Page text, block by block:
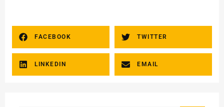
FACEBOOK TWITTER
LINKEDIN EMAIL